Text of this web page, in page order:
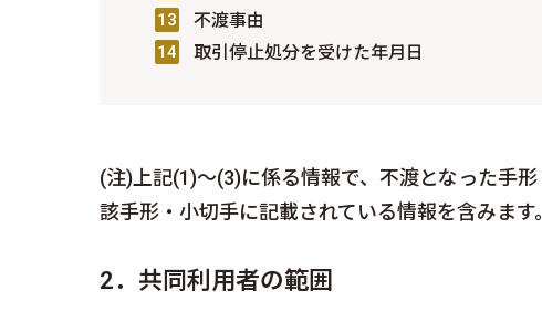
不渡事由
取引停止処分を受けた年月日
(注)上記(1)～(3)に係る情報で、不渡となった手
該手形・小切手に記載されている情報を含みます。
2．共同利用者の範囲